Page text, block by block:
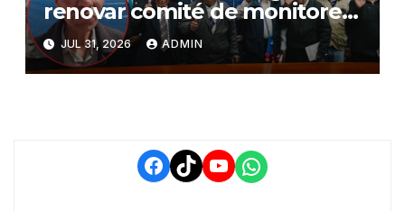
renovar comité de monitoreo
del PIAA por presuntos
conflictos de interés y
retrasos
JUL 31, 2026 ADMIN
Facebook
TikTokYouTube
WhatsApp